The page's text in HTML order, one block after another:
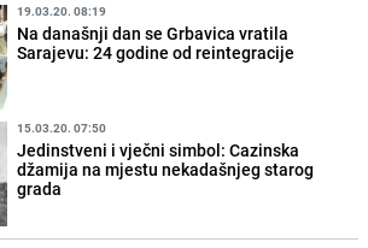
19.03.20. 08:19
Na današnji dan se Grbavica vratila
Sarajevu: 24 godine od reintegracije
15.03.20. 07:50
Jedinstveni i vječni simbol: Cazinska
džamija na mjestu nekadašnjeg starog
grada